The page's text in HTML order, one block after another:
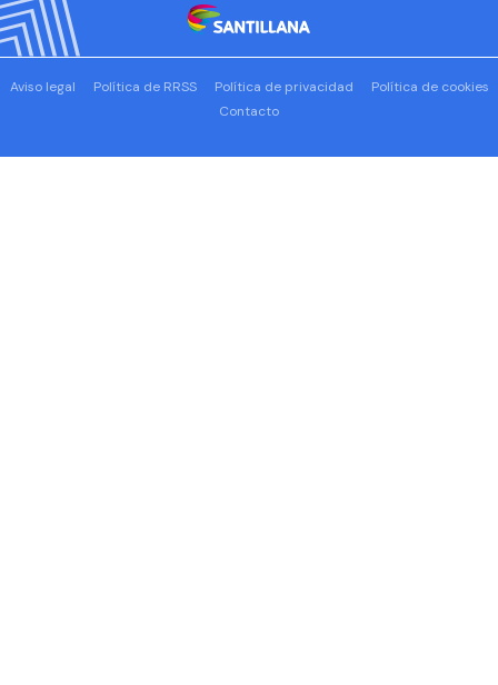
Aviso legal Política de RRSS Política de privacidad
Política de cookies
Contacto